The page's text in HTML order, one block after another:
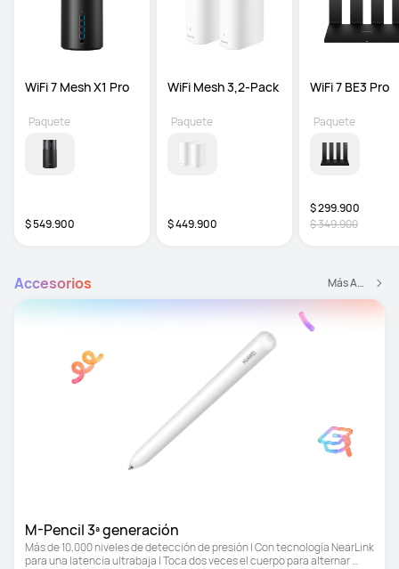
WiFi 7 Mesh X1 Pro
$ 549.900
Paquete
$ 449.900
Paquete
WiFi 7 BE3 Pro
$ 299.900
$ 349.900
Paquete
Accesorios Más Accesorios
M-Pencil 3ª generación
Más de 10,000 niveles de detección de presión | Con tecnología NearLink
para una latencia ultrabaja | Toca dos veces el cuerpo para alternar